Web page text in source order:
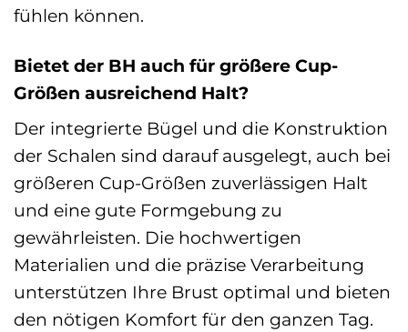
fühlen können.
Bietet der BH auch für größere Cup-
Größen ausreichend Halt?
Der integrierte Bügel und die Konstruktion
der Schalen sind darauf ausgelegt, auch bei
größeren Cup-Größen zuverlässigen Halt
und eine gute Formgebung zu
gewährleisten. Die hochwertigen
Materialien und die präzise Verarbeitung
unterstützen Ihre Brust optimal und bieten
den nötigen Komfort für den ganzen Tag.